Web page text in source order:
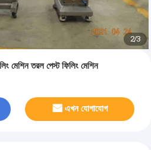
2/3
মেশিন তরল পেস্ট ফিলিং মেশিন
এখন যোগাযোগ